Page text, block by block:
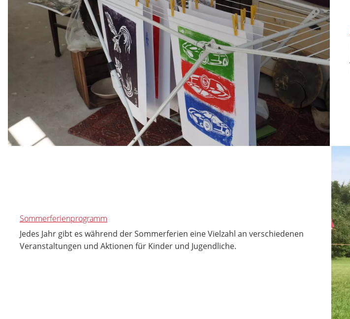
Sommerferienprogramm
Jedes Jahr gibt es während der Sommerferien eine Vielzahl an verschiedenen
Veranstaltungen und Aktionen für Kinder und Jugendliche.